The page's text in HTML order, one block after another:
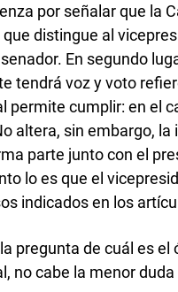
por señalar que la
distingue al
En segundo
tendrá voz y voto
permite cumplir: en el
altera, sin embargo,
parte junto con el
lo es que el
indicados en los
pregunta de cuál es
no cabe la menor